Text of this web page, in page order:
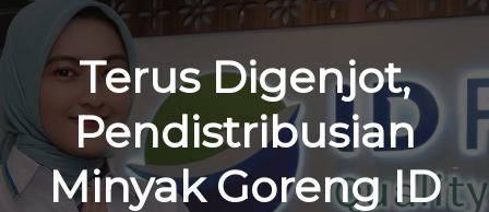
Terus Digenjot,
Pendistribusian
Minyak Goreng ID